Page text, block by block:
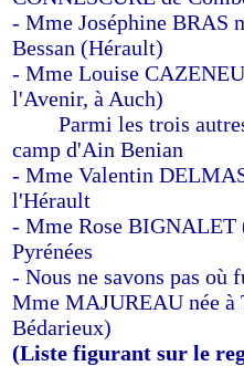
- Mme Joséphine BRAS
Bessan (Hérault)
- Mme Louise
l'Avenir, à Auch)
Parmi les trois
camp d'Ain Benian
- Mme Valentin
l'Hérault
- Mme Rose BIGNALET
Pyrénées
- Nous ne savons pas où
Mme MAJUREAU née à
Bédarieux)
(Liste figurant sur le